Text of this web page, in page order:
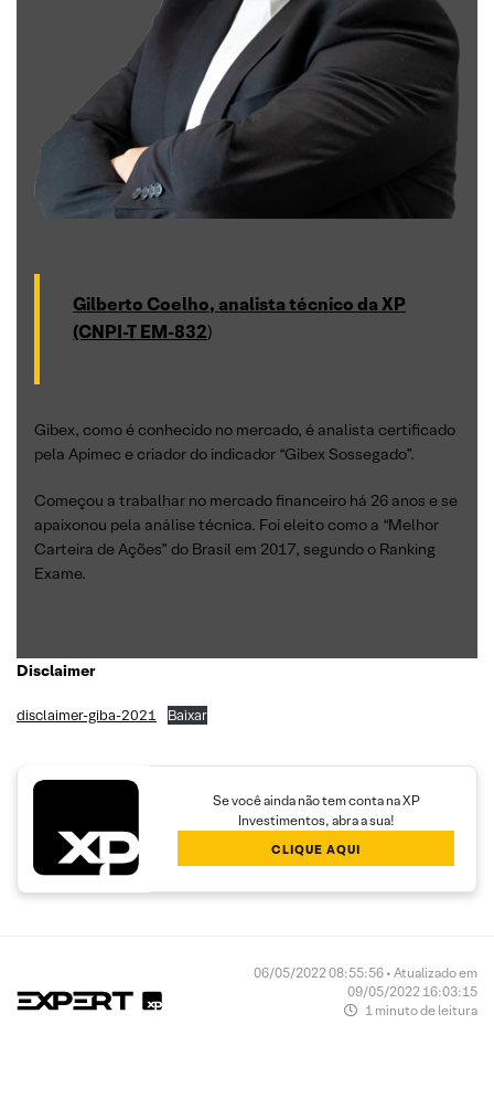
Gilberto Coelho, analista técnico da XP
(CNPI-T EM-832)
Gibex, como é conhecido no mercado, é analista certificado
pela Apimec e criador do indicador “Gibex Sossegado”.
Começou a trabalhar no mercado financeiro há 26 anos e se
apaixonou pela análise técnica. Foi eleito como a “Melhor
Carteira de Ações” do Brasil em 2017, segundo o Ranking
Exame.
Disclaimer
disclaimer-giba-2021 Baixar
Se você ainda não tem conta na XP
Investimentos, abra a sua!
CLIQUE AQUI
06/05/2022 08:55:56 • Atualizado em
09/05/2022 16:03:15
1 minuto de leitura